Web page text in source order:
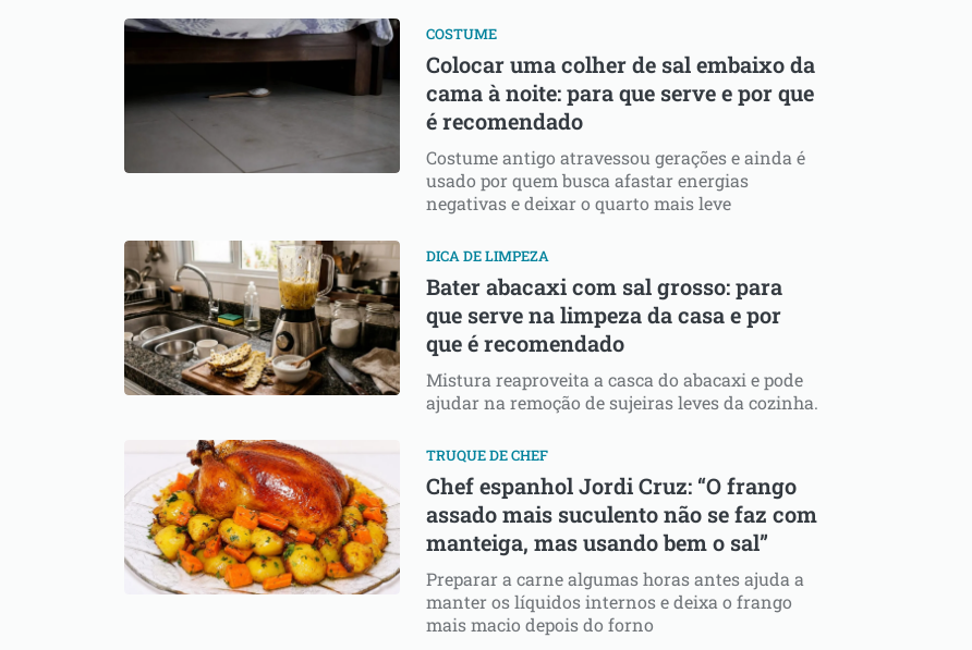
COSTUME
Colocar uma colher de sal embaixo da
cama à noite: para que serve e por que
é recomendado
Costume antigo atravessou gerações e ainda é
usado por quem busca afastar energias
negativas e deixar o quarto mais leve
DICA DE LIMPEZA
Bater abacaxi com sal grosso: para
que serve na limpeza da casa e por
que é recomendado
Mistura reaproveita a casca do abacaxi e pode
ajudar na remoção de sujeiras leves da cozinha.
TRUQUE DE CHEF
Chef espanhol Jordi Cruz: “O frango
assado mais suculento não se faz com
manteiga, mas usando bem o sal”
Preparar a carne algumas horas antes ajuda a
manter os líquidos internos e deixa o frango
mais macio depois do forno